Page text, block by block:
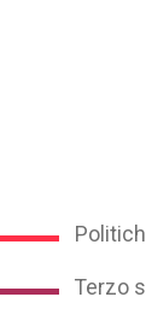
Terzo